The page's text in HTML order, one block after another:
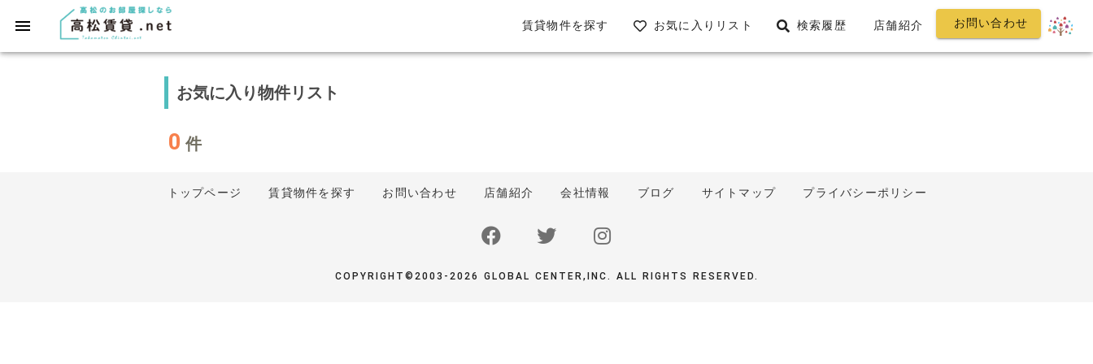
賃貸物件を探す お気に入りリスト 検索履歴 店舗紹介 お問い合わせ
お気に入り物件リスト
0 件
トップページ 賃貸物件を探す お問い合わせ 店舗紹介 会社情報 ブログ サイトマップ プライバシーポリシー
COPYRIGHT©2003-2026 GLOBAL CENTER,INC. ALL RIGHTS RESERVED.